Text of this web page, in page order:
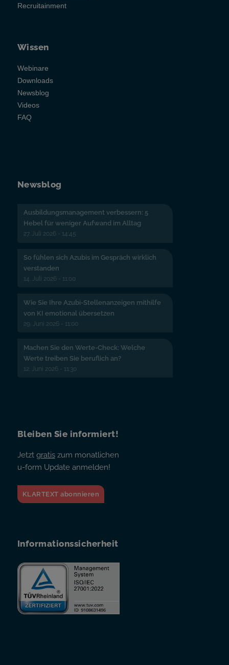
Recruitainment
Wissen
Webinare
Downloads
Newsblog
Videos
FAQ
Newsblog
Ausbildungsmanagement verbessern: 5
Hebel für weniger Aufwand im Alltag
27. Juli 2026 - 14:45
So fühlen sich Azubis im Gespräch wirklich
verstanden
14. Juli 2026 - 11:00
Wie Sie Ihre Azubi-Stellenanzeigen mithilfe
von KI emotional übersetzen
29. Juni 2026 - 11:00
Machen Sie den Werte-Check: Welche
Werte treiben Sie beruflich an?
12. Juni 2026 - 11:30
Bleiben Sie informiert!
Jetzt gratiszum monatlichen
u-form Update anmelden!
KLARTEXT abonnieren
Informationssicherheit